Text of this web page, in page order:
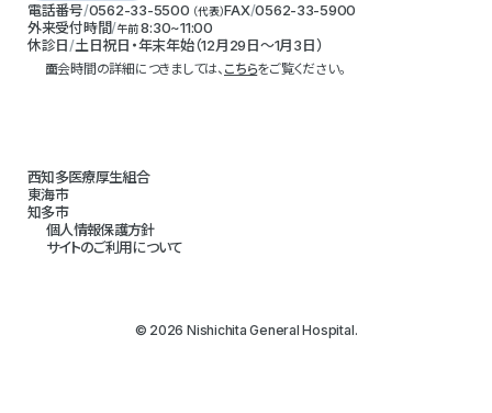
電話番号 0562-33-5500 （代表）FAX 0562-33-5900
外来受付時間 午前 8:30~11:00
休診日 土日祝日・年末年始（12月29日～1月3日）
面会時間の詳細につきましては、 こちらをご覧ください。
個人情報保護方針
サイトのご利用について
西知多医療厚生組合
東海市
知多市
© 2026 Nishichita General Hospital.